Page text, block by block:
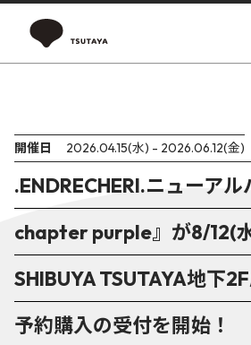
開催日 2026.04.15(水) - 2026.06.12(金)
.ENDRECHERI.ニューア
chapter purple』が8/12(
SHIBUYA TSUTAYA地下
予約購入の受付を開始！